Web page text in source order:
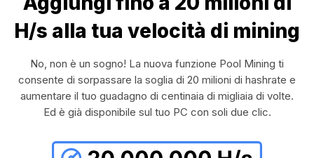
H/s alla tua velocità di mining
No, non è un sogno! La nuova funzione Pool Mining ti
consente di sorpassare la soglia di 20 milioni di hashrate e
aumentare il tuo guadagno di centinaia di migliaia di volte.
Ed è già disponibile sul tuo PC con soli due clic.